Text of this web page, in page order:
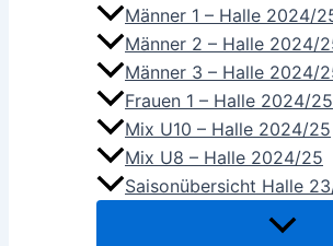
Männer 1 – Halle 2024/
Männer 2 – Halle 2024/
Männer 3 – Halle 2024/
Frauen 1 – Halle 2024/25
Mix U10 – Halle 2024/25
Mix U8 – Halle 2024/25
Saisonübersicht Halle